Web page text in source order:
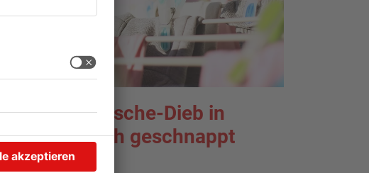
Unterwäsche-Dieb in
Goldbach geschnappt